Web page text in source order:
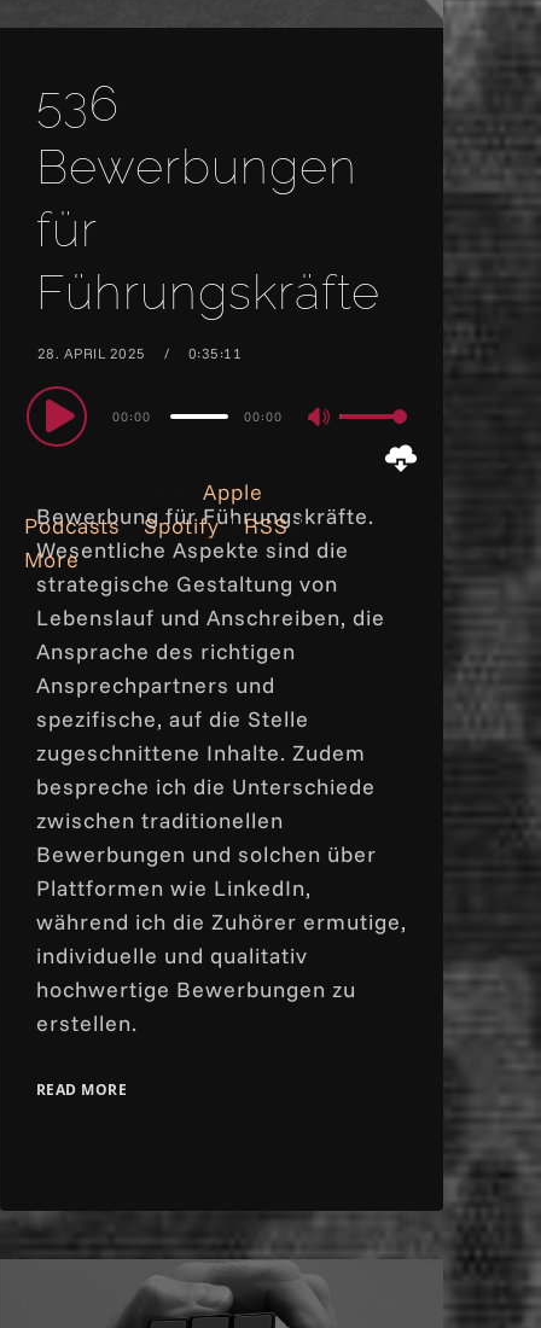
536
Bewerbungen
für
Führungskräfte
28. APRIL 2025 0:35:11
Audio
Player
00:00 00:00
Up/Down
keys
to
or
Apple
Podcasts|Spotify|RSS|
More
Bewerbung für Führungskräfte.
Wesentliche Aspekte sind die
strategische Gestaltung von
Lebenslauf und Anschreiben, die
Ansprache des richtigen
Ansprechpartners und
spezifische, auf die Stelle
zugeschnittene Inhalte. Zudem
bespreche ich die Unterschiede
zwischen traditionellen
Bewerbungen und solchen über
Plattformen wie LinkedIn,
während ich die Zuhörer ermutige,
individuelle und qualitativ
hochwertige Bewerbungen zu
erstellen.
READ MORE